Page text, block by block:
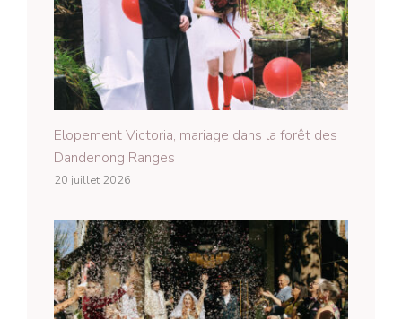
Elopement Victoria, mariage dans la forêt des
Dandenong Ranges
20 juillet 2026